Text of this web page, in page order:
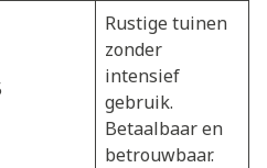
Rustige tuinen
zonder
intensief
gebruik.
Betaalbaar en
betrouwbaar.